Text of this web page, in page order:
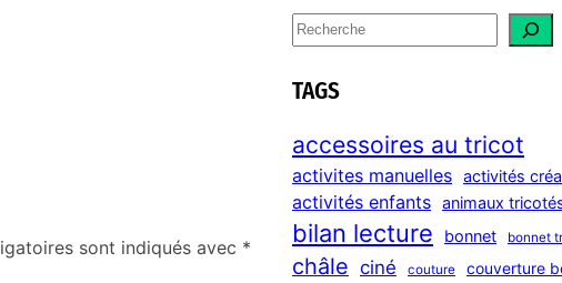
sont indiqués avec *
S
e
a
r
h
TAGS
accessoires au tricot
activites manuelles activités
activités enfants animaux
bilan lecture bonnet bonnet
châle ciné couture couverture